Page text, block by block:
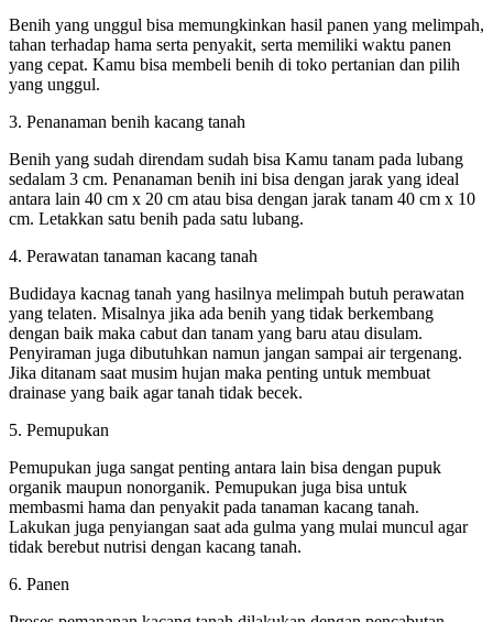
Benih yang unggul bisa memungkinkan hasil panen yang melimpah,
tahan terhadap hama serta penyakit, serta memiliki waktu panen
yang cepat. Kamu bisa membeli benih di toko pertanian dan pilih
yang unggul.
3. Penanaman benih kacang tanah
Benih yang sudah direndam sudah bisa Kamu tanam pada lubang
sedalam 3 cm. Penanaman benih ini bisa dengan jarak yang ideal
antara lain 40 cm x 20 cm atau bisa dengan jarak tanam 40 cm x 10
cm. Letakkan satu benih pada satu lubang.
4. Perawatan tanaman kacang tanah
Budidaya kacnag tanah yang hasilnya melimpah butuh perawatan
yang telaten. Misalnya jika ada benih yang tidak berkembang
dengan baik maka cabut dan tanam yang baru atau disulam.
Penyiraman juga dibutuhkan namun jangan sampai air tergenang.
Jika ditanam saat musim hujan maka penting untuk membuat
drainase yang baik agar tanah tidak becek.
5. Pemupukan
Pemupukan juga sangat penting antara lain bisa dengan pupuk
organik maupun nonorganik. Pemupukan juga bisa untuk
membasmi hama dan penyakit pada tanaman kacang tanah.
Lakukan juga penyiangan saat ada gulma yang mulai muncul agar
tidak berebut nutrisi dengan kacang tanah.
6. Panen